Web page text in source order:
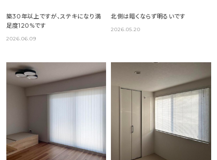
築30年以上ですが、ステキになり満
足度120%です
2026.06.09
北側は暗くならず明るいです
2026.05.20